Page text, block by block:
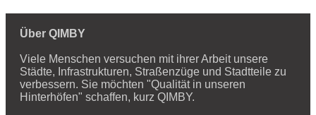
Über QIMBY
Viele Menschen versuchen mit ihrer Arbeit unsere
Städte, Infrastrukturen, Straßenzüge und Stadtteile zu
verbessern. Sie möchten "Qualität in unseren
Hinterhöfen" schaffen, kurz QIMBY.